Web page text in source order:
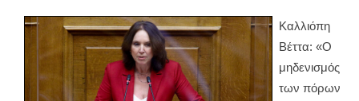
Καλλιόπη
Βέττα: «Ο
μηδενισμός
των πόρων